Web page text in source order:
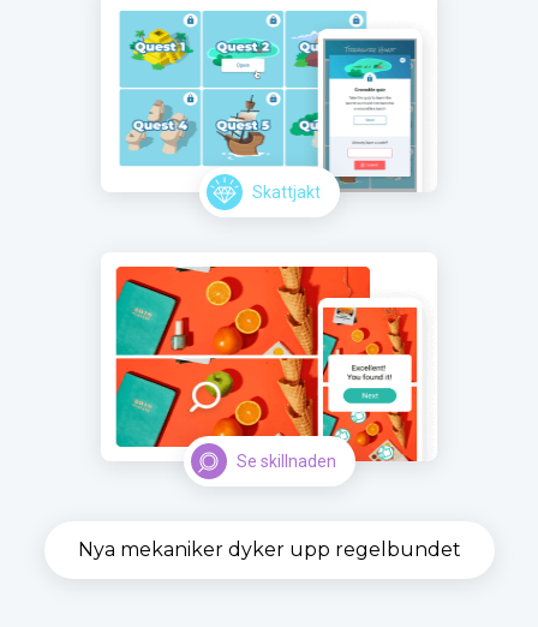
Skattjakt
Se skillnaden
Nya mekaniker dyker upp regelbundet